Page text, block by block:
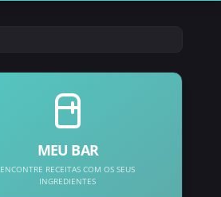
MEU BAR
ENCONTRE RECEITAS COM OS SEUS
INGREDIENTES